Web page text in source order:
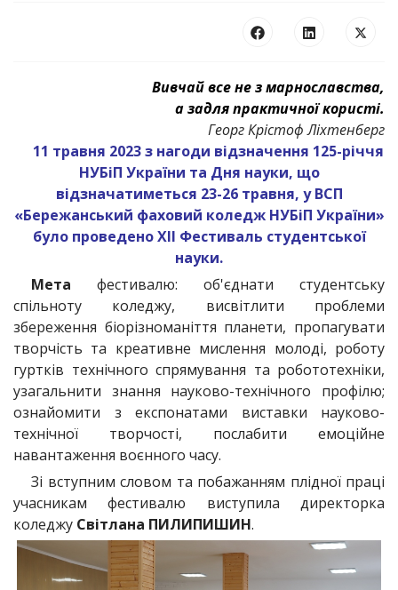
Вивчай все не з марнославства,
а задля практичної користі.
Георг Крістоф Ліхтенберг
11 травня 2023 з нагоди відзначення 125-річчя
НУБіП України та Дня науки, що
відзначатиметься 23-26 травня, у ВСП
«Бережанський фаховий коледж НУБіП України»
було проведено ХII Фестиваль студентської
науки.
Мета фестивалю: об'єднати студентську
спільноту коледжу, висвітлити проблеми
збереження біорізноманіття планети, пропагувати
творчість та креативне мислення молоді, роботу
гуртків технічного спрямування та робототехніки,
узагальнити знання науково-технічного профілю;
ознайомити з експонатами виставки науково-
технічної творчості, послабити емоційне
навантаження воєнного часу.
Зі вступним словом та побажанням плідної праці
учасникам фестивалю виступила директорка
коледжу Світлана ПИЛИПИШИН.